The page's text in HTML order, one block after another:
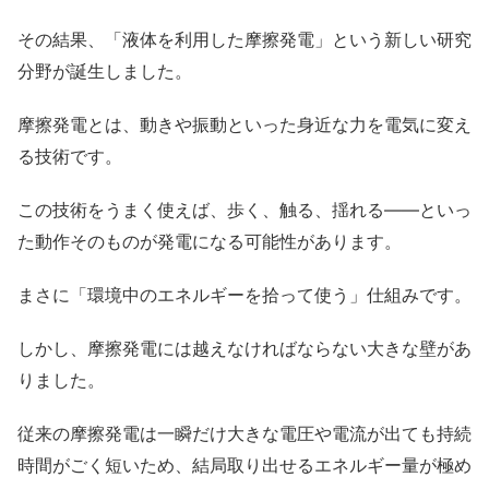
その結果、「液体を利用した摩擦発電」という新しい研究
分野が誕生しました。
摩擦発電とは、動きや振動といった身近な力を電気に変え
る技術です。
この技術をうまく使えば、歩く、触る、揺れる――といっ
た動作そのものが発電になる可能性があります。
まさに「環境中のエネルギーを拾って使う」仕組みです。
しかし、摩擦発電には越えなければならない大きな壁があ
りました。
従来の摩擦発電は一瞬だけ大きな電圧や電流が出ても持続
時間がごく短いため、結局取り出せるエネルギー量が極め